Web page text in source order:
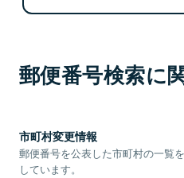
郵便番号検索に
市町村変更情報
郵便番号を公表した市町村の一覧
しています。